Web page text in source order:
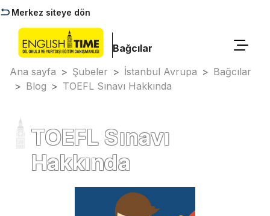
Merkez siteye dön
Bağcılar
Ana sayfa > Şubeler > İstanbul Avrupa > Bağcılar
> Blog > TOEFL Sınavı Hakkında
TOEFL Sınavı
Hakkında